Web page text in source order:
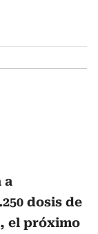
a
dosis de
el próximo